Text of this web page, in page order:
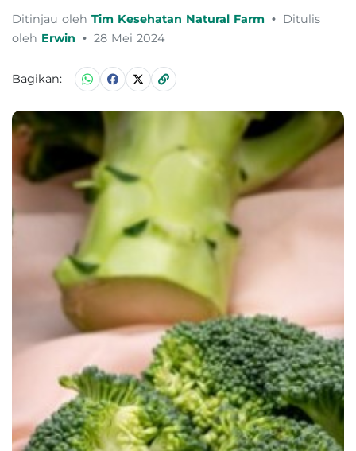
Ditinjau oleh Tim Kesehatan Natural Farm • Ditulis
oleh Erwin • 28 Mei 2024
Bagikan: